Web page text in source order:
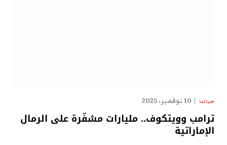
حياتنا 10 نوفمبر، 2025
ترامب وويتكوف.. مليارات مشفّرة على الرمال
الإماراتية